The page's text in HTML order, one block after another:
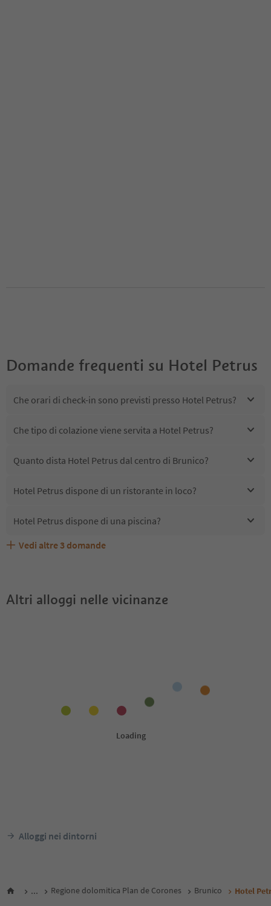
Domande frequenti su Hotel Petrus
Che orari di check-in sono previsti presso Hotel Petrus?
Che tipo di colazione viene servita a Hotel Petrus?
Quanto dista Hotel Petrus dal centro di Brunico?
Hotel Petrus dispone di un ristorante in loco?
Hotel Petrus dispone di una piscina?
Hotel Petrus accetta animali domestici?
Quali servizi/attività sono disponibili presso Hotel
Gli ospiti di Hotel Petrus ricevono l'Alto Adige Guest
Vedi altre 3 domande
Altri alloggi nelle vicinanze
Alloggi nei dintorni
... Regione dolomitica Plan de Corones Brunico Hotel